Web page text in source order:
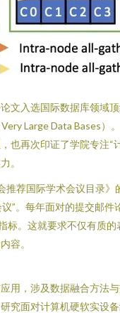
文入选国际数据库领域
Large Data Bases）
也再次印证了学院专注“
。
推荐国际学术会议目录》
”。每年面对的提交邮件
标。这就要求不仅有质的
容。
用，涉及数据融合方法
究面对计算机硬软实设